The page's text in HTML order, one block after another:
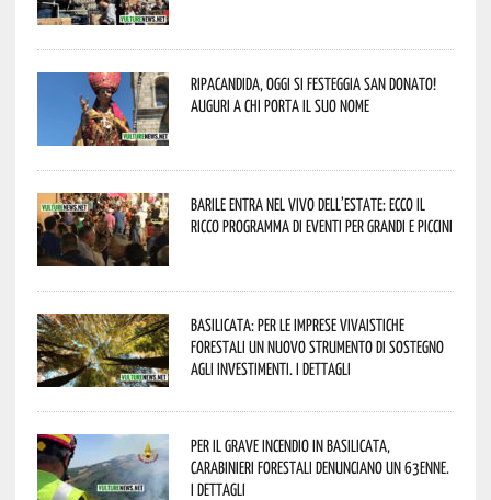
Ripacandida, oggi si festeggia San Donato!
Auguri a chi porta il suo nome
Barile entra nel vivo dell’estate: ecco il
ricco programma di eventi per grandi e piccini
Basilicata: per le imprese vivaistiche
forestali un nuovo strumento di sostegno
agli investimenti. I dettagli
Per il grave incendio in Basilicata,
Carabinieri forestali denunciano un 63enne.
I dettagli